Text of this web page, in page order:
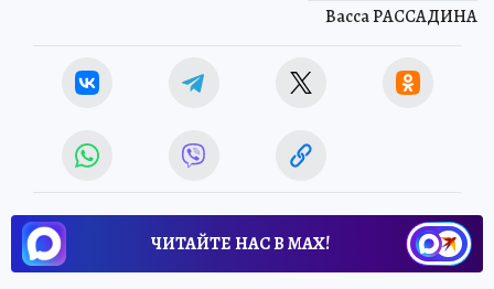
Васса РАССАДИНА
ЧИТАЙТЕ НАС В МАХ!